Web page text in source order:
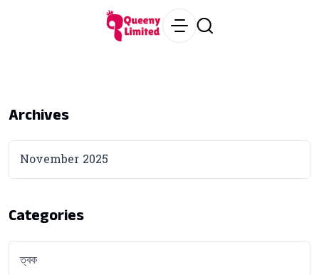
Archives
November 2025
Categories
ত্বক